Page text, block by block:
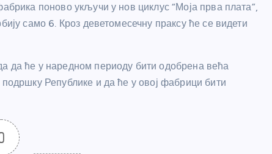
поново укључи у нов циклус “Моја прва плата”,
само 6. Кроз деветомесечну праксу ће се видети
да ће у наредном периоду бити одобрена већа
Републике и да ће у овој фабрици бити